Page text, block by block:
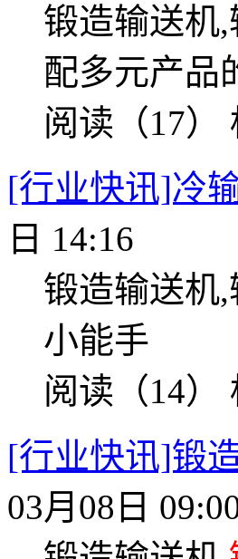
锻造输送机,
配多元产品
阅读（17）
[行业快讯]冷
日 14:16
锻造输送机,
小能手
阅读（14）
[行业快讯]锻
03月08日